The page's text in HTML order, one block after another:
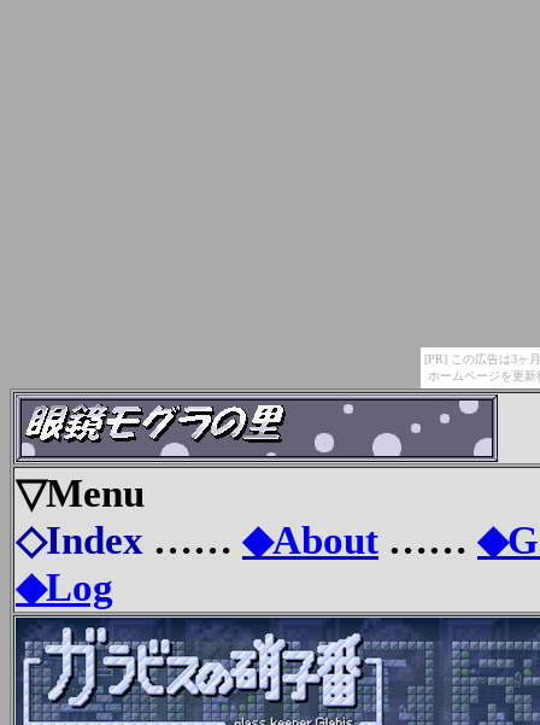
[PR] この広告は3ヶ
ホームページを更
▽Menu
◇Index …… ◆About ……
◆Log